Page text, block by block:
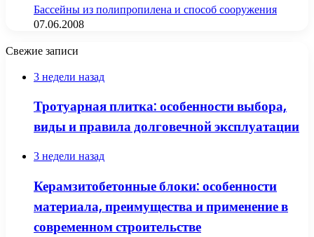
Бассейны из полипропилена и способ сооружения
07.06.2008
Свежие записи
3 недели назад
Тротуарная плитка: особенности выбора,
виды и правила долговечной эксплуатации
3 недели назад
Керамзитобетонные блоки: особенности
материала, преимущества и применение в
современном строительстве